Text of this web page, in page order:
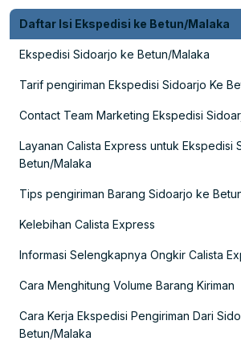
Daftar Isi Ekspedisi ke Betun/Malaka
Ekspedisi Sidoarjo ke Betun/Malaka
Tarif pengiriman Ekspedisi Sidoarjo Ke
Contact Team Marketing Ekspedisi
Layanan Calista Express untuk Ekspedisi
Betun/Malaka
Tips pengiriman Barang Sidoarjo ke
Kelebihan Calista Express
Informasi Selengkapnya Ongkir Calista
Cara Menghitung Volume Barang Kiriman
Cara Kerja Ekspedisi Pengiriman Dari
Betun/Malaka